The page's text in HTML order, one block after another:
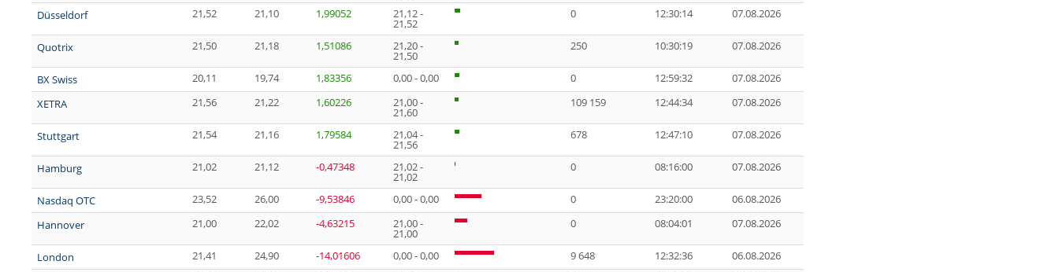
Düsseldorf 21,52 21,10 1,99052 21,12 -
21,52
0 12:30:14 07.08.2026
Quotrix 21,50 21,18 1,51086 21,20 -
21,50
250 10:30:19 07.08.2026
BX Swiss 20,11 19,74 1,83356 0,00 - 0,00 0 12:59:32
07.08.2026
XETRA
21,56 21,22 1,60226 21,00 -
21,60
109 159 12:44:34 07.08.2026
Stuttgart 21,54 21,16 1,79584 21,04 -
21,56
678 12:47:10 07.08.2026
Hamburg 21,02 21,12 -0,47348 21,02 -
21,02
0 08:16:00 07.08.2026
Nasdaq OTC 23,52 26,00 -9,53846 0,00 - 0,00 0 23:20:00
06.08.2026
Hannover
21,00 22,02 -4,63215 21,00 -
21,00
0 08:04:01 07.08.2026
London 21,41 24,90 -14,01606 0,00 - 0,00 9 648 12:32:36
06.08.2026